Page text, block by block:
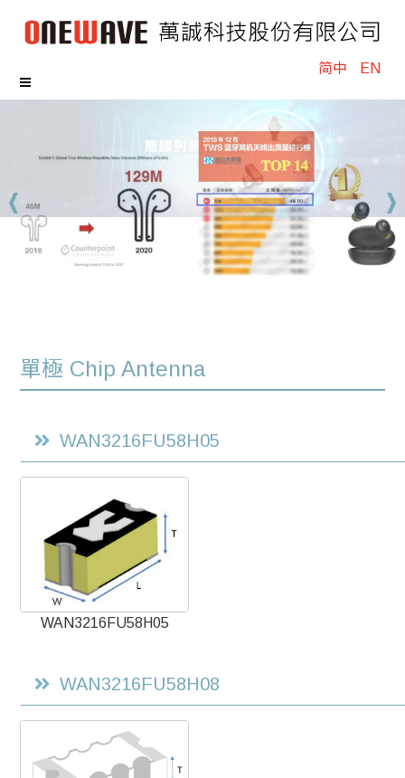
简中 EN
單極 Chip Antenna
WAN3216FU58H05
WAN3216FU58H05
WAN3216FU58H08